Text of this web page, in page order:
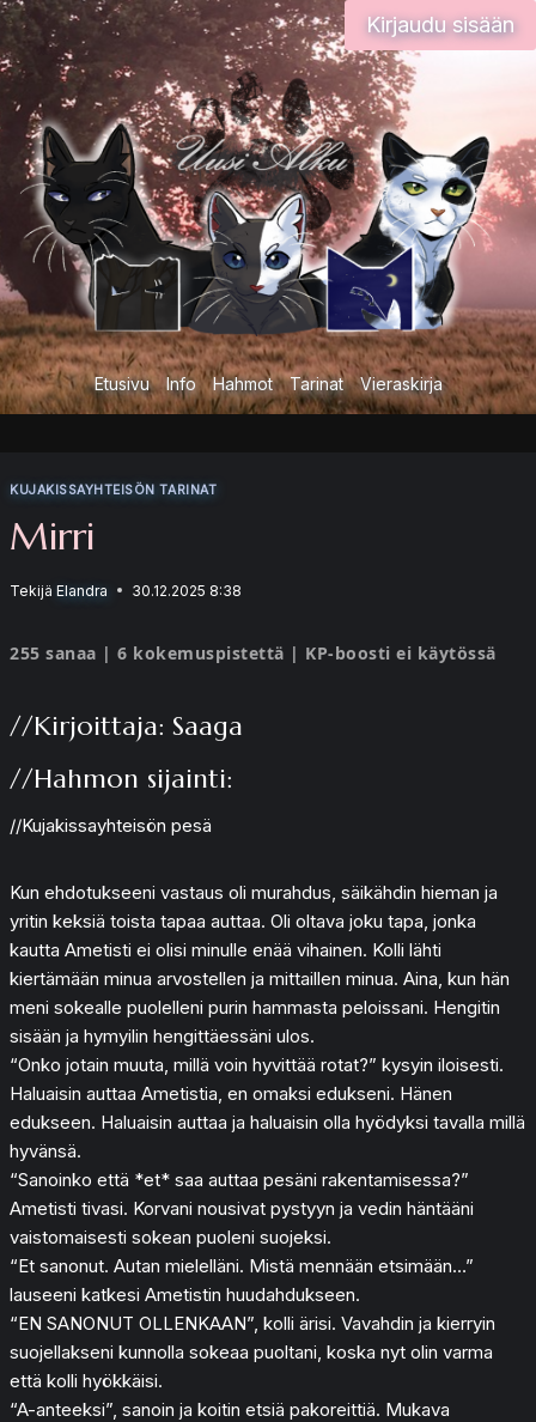
Siirry
sisältöön
Kirjaudu sisään
Etusivu Info Hahmot Tarinat Vieraskirja
KUJAKISSAYHTEISÖN TARINAT
Mirri
Tekijä Elandra 30.12.2025 8:38
255 sanaa | 6 kokemuspistettä | KP-boosti ei käytössä
//Kirjoittaja: Saaga
//Hahmon sijainti:
//Kujakissayhteisön pesä
Kun ehdotukseeni vastaus oli murahdus, säikähdin hieman ja
yritin keksiä toista tapaa auttaa. Oli oltava joku tapa, jonka
kautta Ametisti ei olisi minulle enää vihainen. Kolli lähti
kiertämään minua arvostellen ja mittaillen minua. Aina, kun hän
meni sokealle puolelleni purin hammasta peloissani. Hengitin
sisään ja hymyilin hengittäessäni ulos.
“Onko jotain muuta, millä voin hyvittää rotat?” kysyin iloisesti.
Haluaisin auttaa Ametistia, en omaksi edukseni. Hänen
edukseen. Haluaisin auttaa ja haluaisin olla hyödyksi tavalla millä
hyvänsä.
“Sanoinko että *et* saa auttaa pesäni rakentamisessa?”
Ametisti tivasi. Korvani nousivat pystyyn ja vedin häntääni
vaistomaisesti sokean puoleni suojeksi.
“Et sanonut. Autan mielelläni. Mistä mennään etsimään…”
lauseeni katkesi Ametistin huudahdukseen.
“EN SANONUT OLLENKAAN”, kolli ärisi. Vavahdin ja kierryin
suojellakseni kunnolla sokeaa puoltani, koska nyt olin varma
että kolli hyökkäisi.
“A-anteeksi”, sanoin ja koitin etsiä pakoreittiä. Mukava